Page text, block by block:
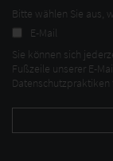
Bitte wählen Sie aus,
E-Mail
Sie können sich
Fußzeile unserer E-
Datenschutzpraktiken